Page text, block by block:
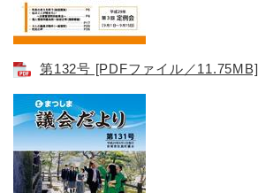
第132号 [PDFファイル／11.75MB]